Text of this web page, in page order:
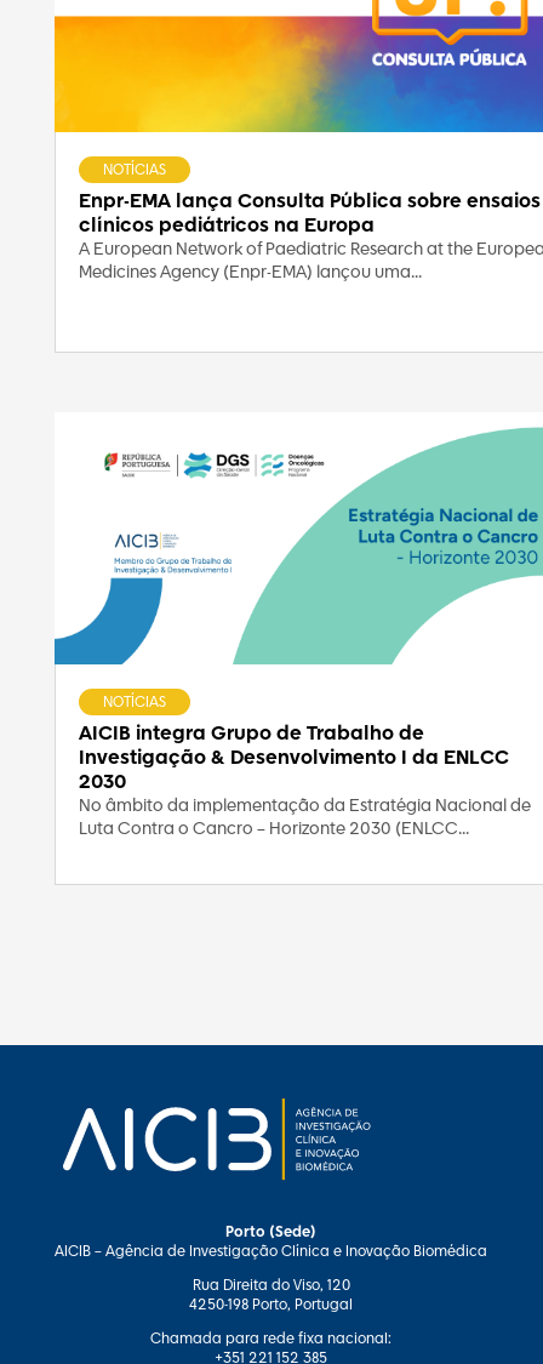
Enpr-EMA lança Consulta Pública sobre ensaios
clínicos pediátricos na Europa
NOTÍCIAS
A European Network of Paediatric Research at the
Medicines Agency (Enpr-EMA) lançou uma...
AICIB integra Grupo de Trabalho de
Investigação & Desenvolvimento I da ENLCC
2030
NOTÍCIAS
No âmbito da implementação da Estratégia Nacional de
Luta Contra o Cancro – Horizonte 2030 (ENLCC...
Porto (Sede)
AICIB – Agência de Investigação Clínica e Inovação Biomédica
Rua Direita do Viso, 120
4250-198 Porto, Portugal
Chamada para rede fixa nacional:
+351 221 152 385